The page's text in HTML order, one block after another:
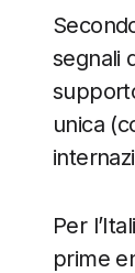
segnali
unica
Per
prime